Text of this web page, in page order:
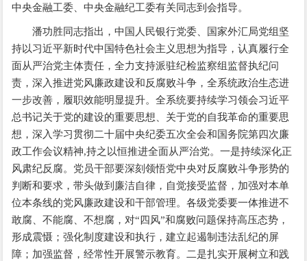
中央金融工委、中央金融纪工委有关同志到会指导。
潘功胜同志指出，中国人民银行党委、国家外汇局党组坚
持以习近平新时代中国特色社会主义思想为指导，认真履行全
面从严治党主体责任，全力支持派驻纪检监察组监督执纪问
责，深入推进党风廉政建设和反腐败斗争，全系统政治生态进
一步改善，履职效能明显提升。全系统要持续学习领会习近平
总书记关于党的建设的重要思想、关于党的自我革命的重要思
想，深入学习贯彻二十届中央纪委五次全会和国务院第四次廉
政工作会议精神,持之以恒推进全面从严治党。一是持续深化正
风肃纪反腐。党员干部要深刻领悟党中央对反腐败斗争形势的
判断和要求，带头做到廉洁自律，自觉接受监督，加强对本单
位本条线的党风廉政建设和干部管理。各级党委要一体推进不
敢腐、不能腐、不想腐，对“四风”和腐败问题保持高压态势，
形成震慑；强化制度建设和执行，建立起遏制违法乱纪的屏
障；加强监督，经常性开展警示教育。二是扎实开展树立和践